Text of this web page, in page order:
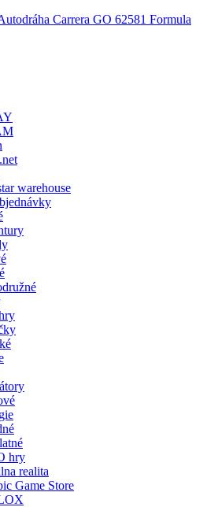
Carrera GO 62581 Formula
warehouse
hry
realita
Game Store